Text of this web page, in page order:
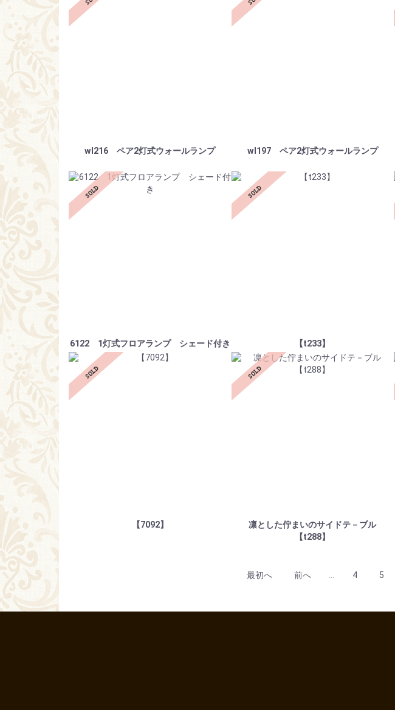
wl216 ペア2灯式ウォールランプ wl197 ペア2灯式ウォールランプ
6122 1灯式フロアランプ シェード付き 【t233】
【7092】
凛とした佇まいのサイドテ－ブル
【t288】
最初へ 前へ 4 5